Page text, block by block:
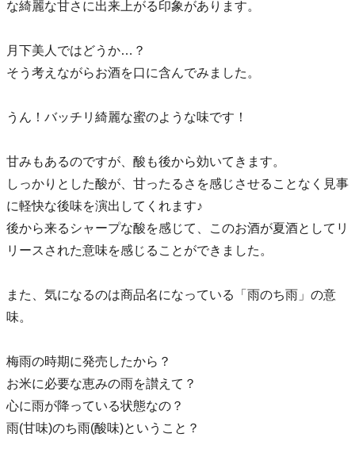
な綺麗な甘さに出来上がる印象があります。
月下美人ではどうか…？
そう考えながらお酒を口に含んでみました。
うん！バッチリ綺麗な蜜のような味です！
甘みもあるのですが、酸も後から効いてきます。
しっかりとした酸が、甘ったるさを感じさせることなく見事
に軽快な後味を演出してくれます♪
後から来るシャープな酸を感じて、このお酒が夏酒としてリ
リースされた意味を感じることができました。
また、気になるのは商品名になっている「雨のち雨」の意
味。
梅雨の時期に発売したから？
お米に必要な恵みの雨を讃えて？
心に雨が降っている状態なの？
雨(甘味)のち雨(酸味)ということ？